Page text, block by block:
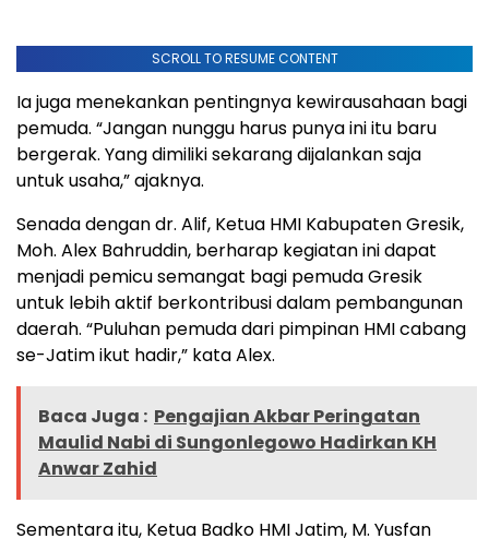
SCROLL TO RESUME CONTENT
Ia juga menekankan pentingnya kewirausahaan bagi
pemuda. “Jangan nunggu harus punya ini itu baru
bergerak. Yang dimiliki sekarang dijalankan saja
untuk usaha,” ajaknya.
Senada dengan dr. Alif, Ketua HMI Kabupaten Gresik,
Moh. Alex Bahruddin, berharap kegiatan ini dapat
menjadi pemicu semangat bagi pemuda Gresik
untuk lebih aktif berkontribusi dalam pembangunan
daerah. “Puluhan pemuda dari pimpinan HMI cabang
se-Jatim ikut hadir,” kata Alex.
Baca Juga : Pengajian Akbar Peringatan
Maulid Nabi di Sungonlegowo Hadirkan KH
Anwar Zahid
Sementara itu, Ketua Badko HMI Jatim, M. Yusfan